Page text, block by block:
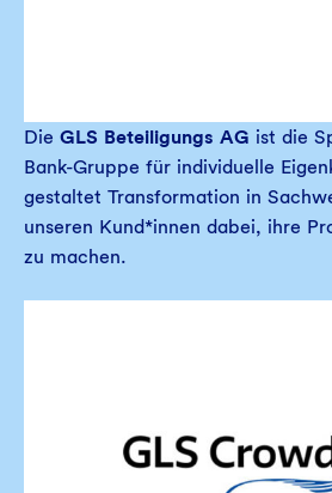
Die GLS Beteiligungs AG ist die
Bank-Gruppe für individuelle
gestaltet Transformation in
unseren Kund*innen dabei, ihre
zu machen.